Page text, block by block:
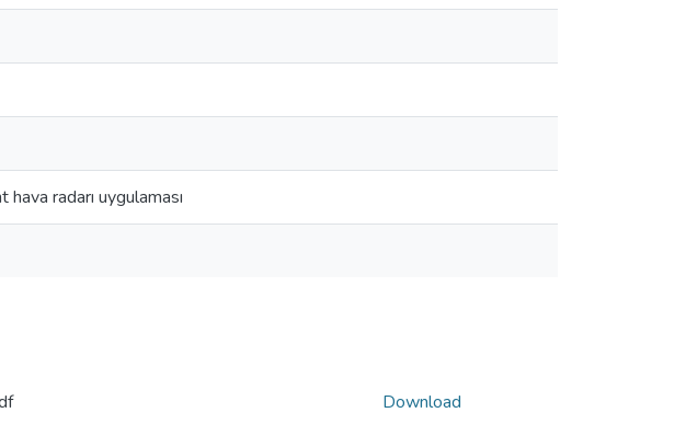
radarı uygulaması
Download